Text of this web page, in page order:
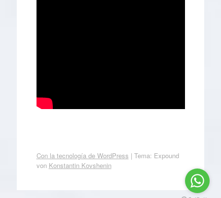
Con la tecnología de WordPress | Tema: Expound
von Konstantin Kovshenin